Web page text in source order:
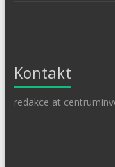
Kontakt
redakce at